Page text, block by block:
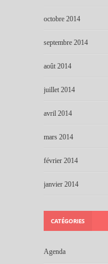
octobre 2014
septembre 2014
août 2014
juillet 2014
avril 2014
mars 2014
février 2014
janvier 2014
CATÉGORIES
Agenda